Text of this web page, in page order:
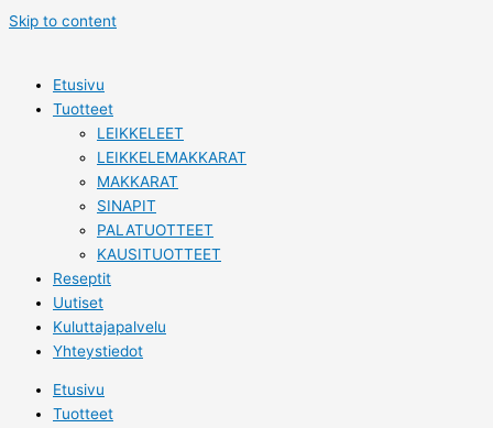
Skip to content
Etusivu
Tuotteet
LEIKKELEET
LEIKKELEMAKKARAT
MAKKARAT
SINAPIT
PALATUOTTEET
KAUSITUOTTEET
Reseptit
Uutiset
Kuluttajapalvelu
Yhteystiedot
Etusivu
Tuotteet